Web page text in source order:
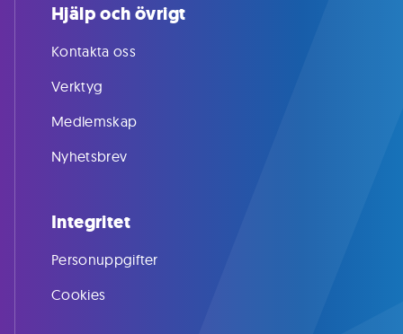
Hjälp och övrigt
Kontakta oss
Verktyg
Medlemskap
Nyhetsbrev
Integritet
Personuppgifter
Cookies